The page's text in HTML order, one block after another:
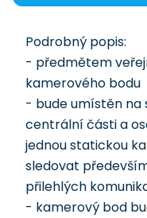
Podrobný popis:
- předmětem
kamerového bodu
- bude umístěn na
centrální části a
jednou statickou
sledovat
přilehlých
- kamerový bod